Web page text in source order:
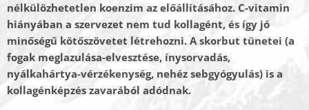
nélkülözhetetlen koenzim az előállításához. C-vitamin
hiányában a szervezet nem tud kollagént, és így jó
minőségű kötőszövetet létrehozni. A skorbut tünetei (a
fogak meglazulása-elvesztése, ínysorvadás,
nyálkahártya-vérzékenység, nehéz sebgyógyulás) is a
kollagénképzés zavarából adódnak.